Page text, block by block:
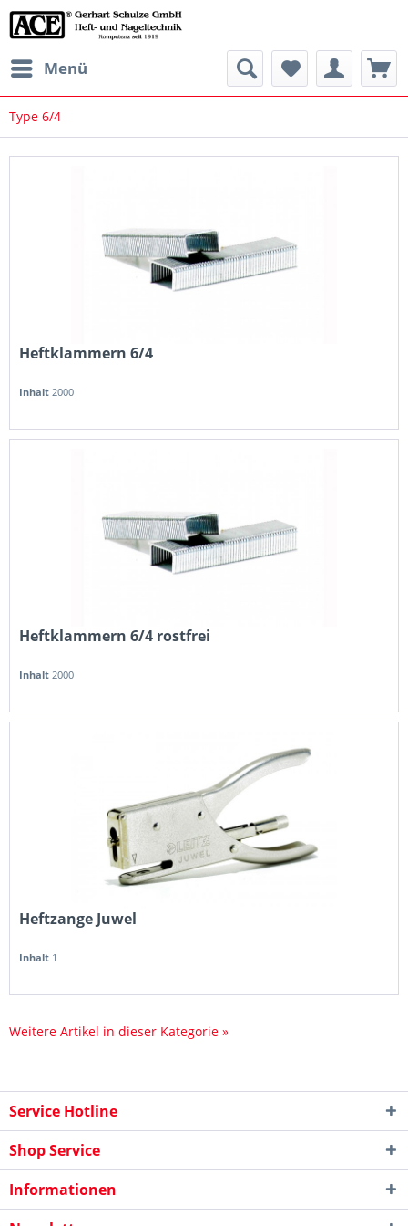
Menü
Type 6/4
Heftklammern 6/4
Inhalt 2000
Heftklammern 6/4 rostfrei
Inhalt 2000
Heftzange Juwel
Inhalt 1
Weitere Artikel in dieser Kategorie »
Service Hotline
Shop Service
Informationen